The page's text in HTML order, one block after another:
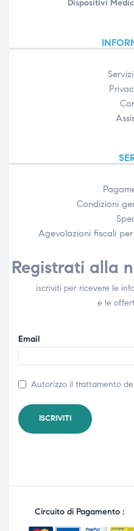
Dispositivi
Condizioni
Agevolazioni fiscali
Registrati alla
iscriviti per ricevere le
e le
Email
Autorizzo il trattamento
Circuito di Pagamento :